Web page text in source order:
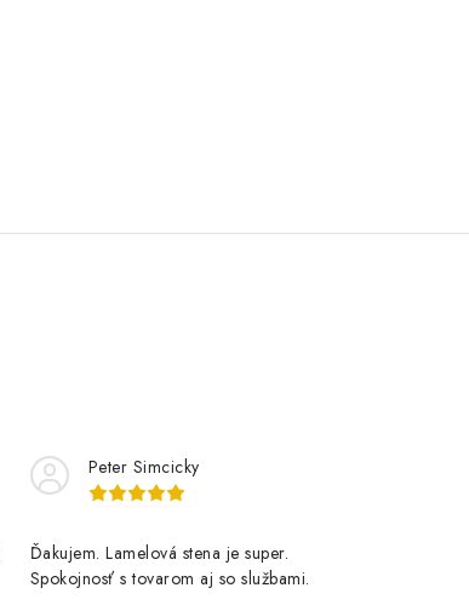
Peter Simcicky
Ďakujem. Lamelová stena je super.
Spokojnosť s tovarom aj so službami.